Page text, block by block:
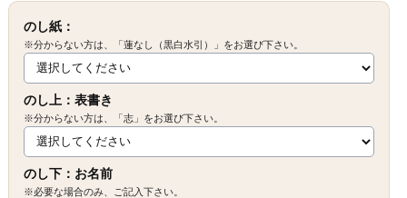
のし紙：
※分からない方は、「蓮なし（黒白水引）」をお選び下さい。
のし上：表書き
※分からない方は、「志」をお選び下さい。
のし下：お名前
※必要な場合のみ、ご記入下さい。